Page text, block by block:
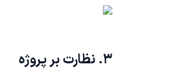
۳. نظارت بر پروژه